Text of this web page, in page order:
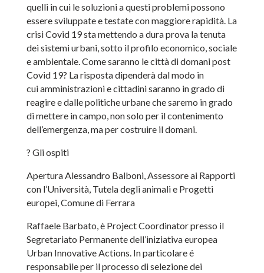
quelli in cui le soluzioni a questi problemi possono
essere sviluppate e testate con maggiore rapidità. La
crisi Covid 19 sta mettendo a dura prova la tenuta
dei sistemi urbani, sotto il profilo economico, sociale
e ambientale. Come saranno le città di domani post
Covid 19? La risposta dipenderà dal modo in
cui amministrazioni e cittadini saranno in grado di
reagire e dalle politiche urbane che saremo in grado
di mettere in campo, non solo per il contenimento
dell’emergenza, ma per costruire il domani.
? Gli ospiti
Apertura Alessandro Balboni, Assessore ai Rapporti
con l’Università, Tutela degli animali e Progetti
europei, Comune di Ferrara
Raffaele Barbato, è Project Coordinator presso il
Segretariato Permanente dell’iniziativa europea
Urban Innovative Actions. In particolare é
responsabile per il processo di selezione dei